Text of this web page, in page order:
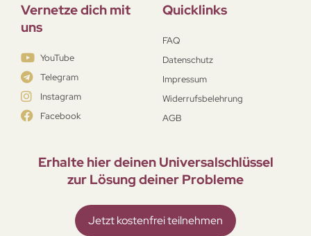
Vernetze dich mit
uns
YouTube
Telegram
Instagram
Facebook
Quicklinks
FAQ
Datenschutz
Impressum
Widerrufsbelehrung
AGB
Erhalte hier deinen Universal­schlüssel
zur Lösung deiner Probleme
Jetzt kostenfrei teilnehmen